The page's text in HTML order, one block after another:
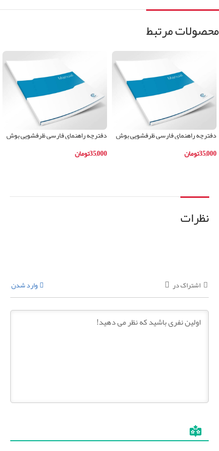
محصولات مرتبط
دفترچه راهنمای فارسی ظرفشویی بوش
35,000تومان
دفترچه راهنمای فارسی ظرفشویی بوش
35,000تومان
نظرات
اشتراک در وارد شدن